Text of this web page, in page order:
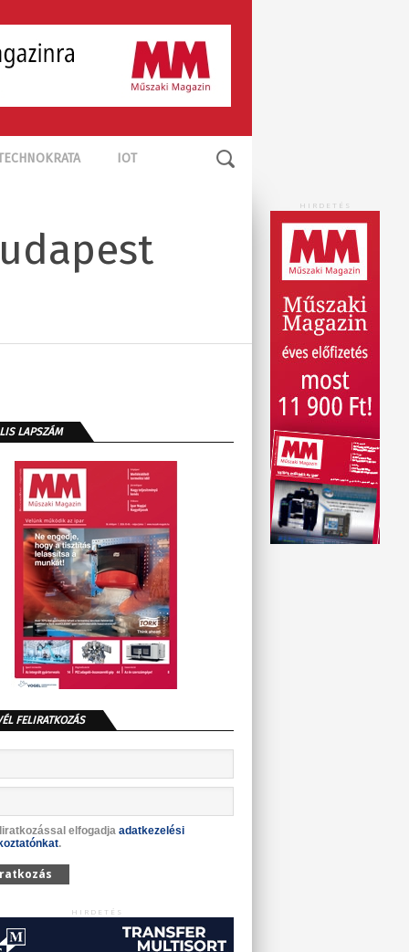
IOT
HIRDETÉS
LAPSZÁM
FELIRATKOZÁS
elfogadja adatkezelési
.
HIRDETÉS